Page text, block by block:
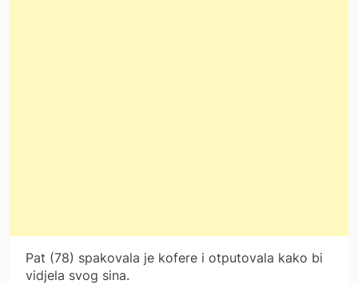
Pat (78) spakovala je kofere i otputovala kako bi
vidjela svog sina.